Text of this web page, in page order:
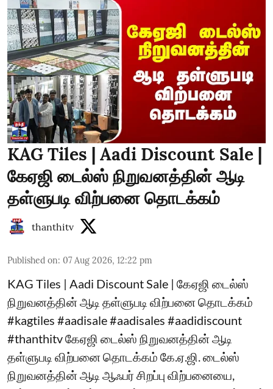
KAG Tiles | Aadi Discount Sale |
கேஏஜி டைல்ஸ் நிறுவனத்தின் ஆடி
தள்ளுபடி விற்பனை தொடக்கம்
thanthitv
Published on: 07 Aug 2026, 12:22 pm
KAG Tiles | Aadi Discount Sale | கேஏஜி டைல்ஸ்
நிறுவனத்தின் ஆடி தள்ளுபடி விற்பனை தொடக்கம்
#kagtiles #aadisale #aadisales #aadidiscount
#thanthitv கேஏஜி டைல்ஸ் நிறுவனத்தின் ஆடி
தள்ளுபடி விற்பனை தொடக்கம் கே.ஏ.ஜி. டைல்ஸ்
நிறுவனத்தின் ஆடி ஆஃபர் சிறப்பு விற்பனையை,